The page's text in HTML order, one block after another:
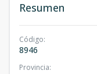
Resumen
Código:
8946
Provincia: